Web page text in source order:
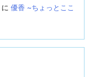
に 優香 ~ちょっとここ